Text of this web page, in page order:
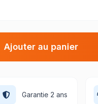
Ajouter au panier
Garantie 2 ans